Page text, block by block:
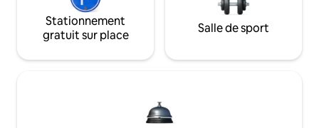
Stationnement
gratuit sur place
Salle de sport